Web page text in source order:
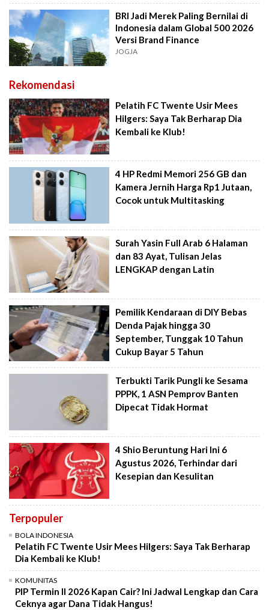
BRI Jadi Merek Paling Bernilai di
Indonesia dalam Global 500 2026
Versi Brand Finance
JOGJA
Rekomendasi
Pelatih FC Twente Usir Mees
Hilgers: Saya Tak Berharap Dia
Kembali ke Klub!
4 HP Redmi Memori 256 GB dan
Kamera Jernih Harga Rp1 Jutaan,
Cocok untuk Multitasking
Surah Yasin Full Arab 6 Halaman
dan 83 Ayat, Tulisan Jelas
LENGKAP dengan Latin
Pemilik Kendaraan di DIY Bebas
Denda Pajak hingga 30
September, Tunggak 10 Tahun
Cukup Bayar 5 Tahun
Terbukti Tarik Pungli ke Sesama
PPPK, 1 ASN Pemprov Banten
Dipecat Tidak Hormat
4 Shio Beruntung Hari Ini 6
Agustus 2026, Terhindar dari
Kesepian dan Kesulitan
Terpopuler
BOLA INDONESIA
Pelatih FC Twente Usir Mees Hilgers: Saya Tak Berharap
Dia Kembali ke Klub!
KOMUNITAS
PIP Termin II 2026 Kapan Cair? Ini Jadwal Lengkap dan Cara
Ceknya agar Dana Tidak Hangus!